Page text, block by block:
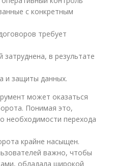
с конкретным
требует
в результате
и защиты данных.
может оказаться
Понимая это,
необходимости перехода
крайне насыщен.
важно, чтобы
обладала широкой